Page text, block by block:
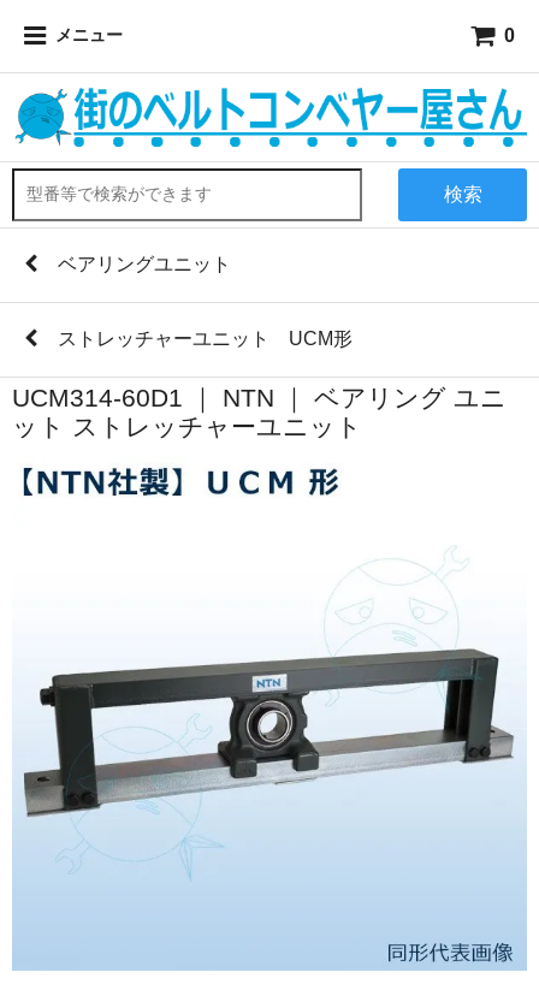
メニュー 0
検索
ベアリングユニット
ストレッチャーユニット UCM形
UCM314-60D1 ｜ NTN ｜ ベアリング ユニ
ット ストレッチャーユニット